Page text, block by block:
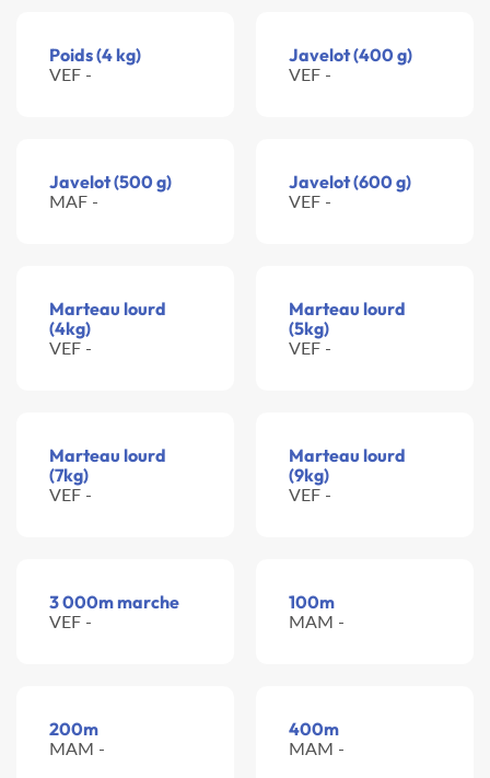
Poids (4 kg)
VEF -
Javelot (400 g)
VEF -
Javelot (500 g)
MAF -
Javelot (600 g)
VEF -
Marteau lourd
(4kg)
VEF -
Marteau lourd
(5kg)
VEF -
Marteau lourd
(7kg)
VEF -
Marteau lourd
(9kg)
VEF -
3 000m marche
VEF -
100m
MAM -
200m
MAM -
400m
MAM -